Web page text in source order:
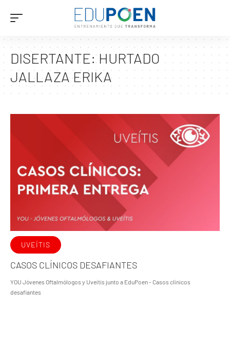
DISERTANTE:HURTADO
JALLAZA ERIKA
UVEÍTIS
CASOS CLÍNICOS DESAFIANTES
YOU Jóvenes Oftalmólogos y Uveítis junto a EduPoen - Casos clínicos
desafiantes